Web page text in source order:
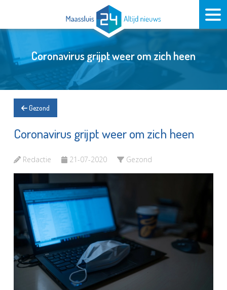
Coronavirus grijpt weer om zich heen
Gezond
Coronavirus grijpt weer om zich heen
Redactie 21-07-2020 Gezond